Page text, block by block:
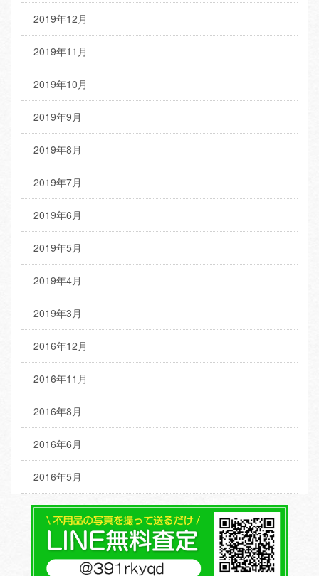
2019年12月
2019年11月
2019年10月
2019年9月
2019年8月
2019年7月
2019年6月
2019年5月
2019年4月
2019年3月
2016年12月
2016年11月
2016年8月
2016年6月
2016年5月